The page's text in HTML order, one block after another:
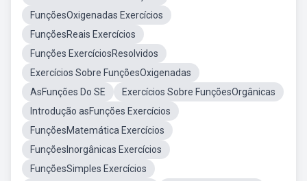
FunçõesOxigenadas Exercícios
FunçõesReais Exercícios
Funções ExercíciosResolvidos
Exercícios Sobre FunçõesOxigenadas
AsFunções Do SE
Exercícios Sobre FunçõesOrgânicas
Introdução asFunções Exercícios
FunçõesMatemática Exercícios
FunçõesInorgânicas Exercícios
FunçõesSimples Exercícios